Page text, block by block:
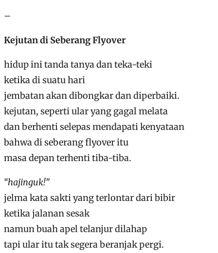
–
Kejutan di Seberang Flyover
hidup ini tanda tanya dan teka-teki
ketika di suatu hari
jembatan akan dibongkar dan diperbaiki.
kejutan, seperti ular yang gagal melata
dan berhenti selepas mendapati kenyataan
bahwa di seberang flyover itu
masa depan terhenti tiba-tiba.
“hajinguk!”
jelma kata sakti yang terlontar dari bibir
ketika jalanan sesak
namun buah apel telanjur dilahap
tapi ular itu tak segera beranjak pergi.